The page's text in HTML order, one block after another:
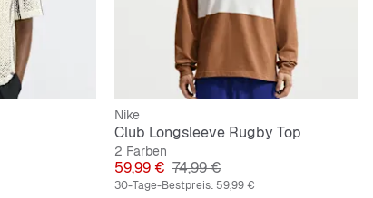
Nike
Club Longsleeve Rugby Top
2 Farben
Preis
59,99 € Originalpreis
74,99 €
30-Tage-Bestpreis: 59,99 €